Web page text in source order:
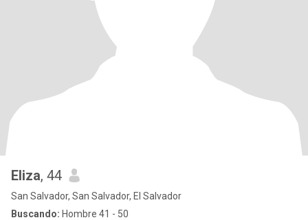
Eliza, 44
San Salvador, San Salvador, El Salvador
Buscando: Hombre 41 - 50